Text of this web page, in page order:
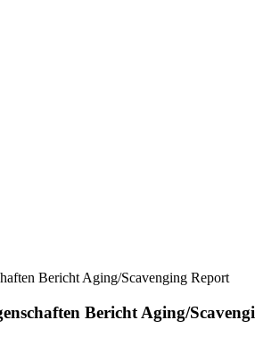
Bericht Aging/Scavenging Report
Bericht Aging/